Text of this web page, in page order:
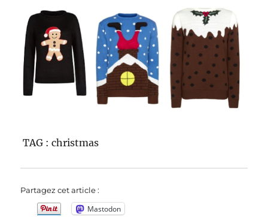
TAG : christmas
Partagez cet article :
Mastodon